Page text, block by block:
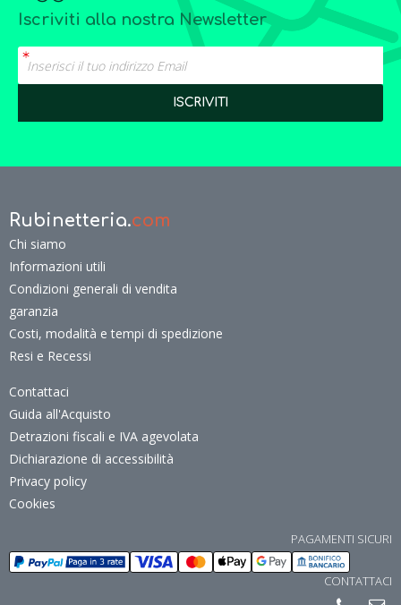
Iscriviti alla nostra Newsletter
Rubinetteria.com
Chi siamo
Informazioni utili
Condizioni generali di vendita
garanzia
Costi, modalità e tempi di spedizione
Resi e Recessi
Contattaci
Guida all'Acquisto
Detrazioni fiscali e IVA agevolata
Dichiarazione di accessibilità
Privacy policy
Cookies
PAGAMENTI SICURI
CONTATTACI